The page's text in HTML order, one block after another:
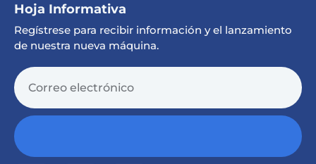
Hoja Informativa
Regístrese para recibir información y el lanzamiento
de nuestra nueva máquina.